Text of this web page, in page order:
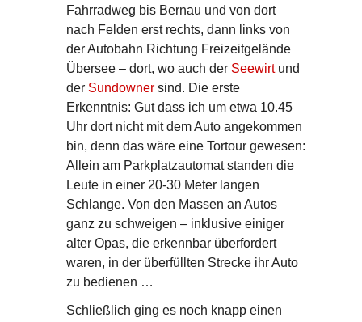
Fahrradweg bis Bernau und von dort
nach Felden erst rechts, dann links von
der Autobahn Richtung Freizeitgelände
Übersee – dort, wo auch der Seewirtund
der Sundownersind. Die erste
Erkenntnis: Gut dass ich um etwa 10.45
Uhr dort nicht mit dem Auto angekommen
bin, denn das wäre eine Tortour gewesen:
Allein am Parkplatzautomat standen die
Leute in einer 20-30 Meter langen
Schlange. Von den Massen an Autos
ganz zu schweigen – inklusive einiger
alter Opas, die erkennbar überfordert
waren, in der überfüllten Strecke ihr Auto
zu bedienen …
Schließlich ging es noch knapp einen